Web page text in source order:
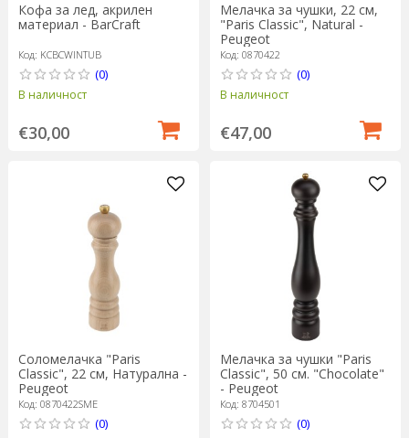
Кофа за лед, акрилен
материал - BarCraft
Код: KCBCWINTUB
(0)
В наличност
€30,00
Мелачка за чушки, 22 см,
"Paris Classic", Natural -
Peugeot
Код: 0870422
(0)
В наличност
€47,00
Соломелачка "Paris
Classic", 22 см, Натурална -
Peugeot
Код: 0870422SME
(0)
Мелачка за чушки "Paris
Classic", 50 см. "Chocolate"
- Peugeot
Код: 8704501
(0)